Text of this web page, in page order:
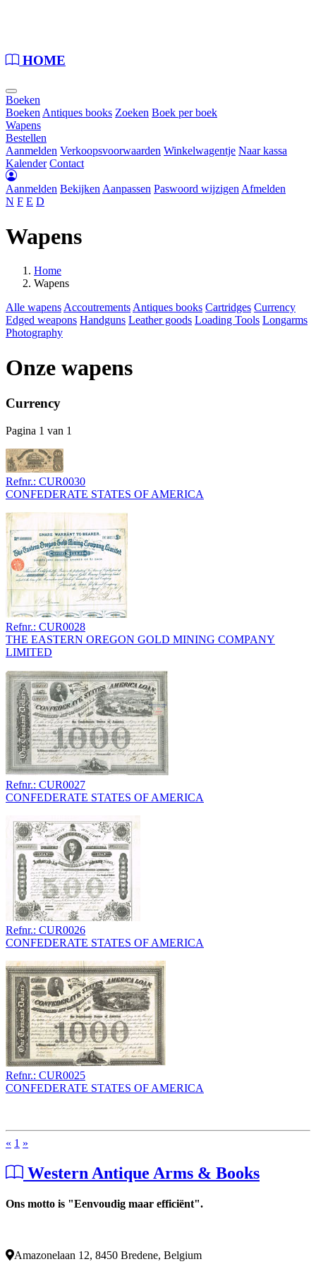
HOME
Boeken
BoekenAntiques books Zoeken Boek per boek
Wapens
Bestellen
Aanmelden Verkoopsvoorwaarden Winkelwagentje Naar kassa
Kalender Contact
Aanmelden BekijkenAanpassen Paswoord wijzigenAfmelden
N F E D
Wapens
Home
Wapens
Alle wapens Accoutrements Antiques books Cartridges Currency
Edged weapons Handguns Leather goods Loading Tools Longarms
Photography
Onze wapens
Currency
Pagina 1 van 1
Refnr.: CUR0030
CONFEDERATE STATES OF AMERICA
Refnr.: CUR0028
THE EASTERN OREGON GOLD MINING COMPANY
LIMITED
Refnr.: CUR0027
CONFEDERATE STATES OF AMERICA
Refnr.: CUR0026
CONFEDERATE STATES OF AMERICA
Refnr.: CUR0025
CONFEDERATE STATES OF AMERICA
« 1 »
Western Antique Arms & Books
Ons motto is "Eenvoudig maar efficiënt".
Amazonelaan 12, 8450 Bredene, Belgium